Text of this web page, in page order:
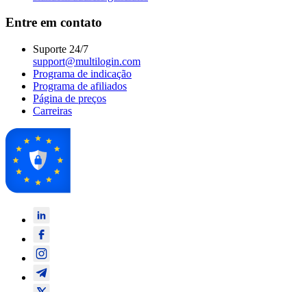
Entre em contato
Suporte 24/7
support@multilogin.com
Programa de indicação
Programa de afiliados
Página de preços
Carreiras